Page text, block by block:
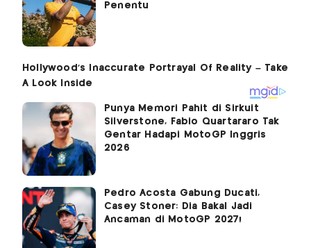
Penentu
Punya Memori Pahit di Sirkuit
Silverstone, Fabio Quartararo Tak
Gentar Hadapi MotoGP Inggris
2026
Pedro Acosta Gabung Ducati,
Casey Stoner: Dia Bakal Jadi
Ancaman di MotoGP 2027!